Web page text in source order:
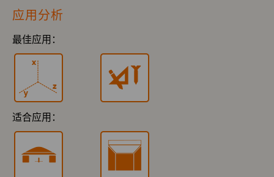
应用分析
最佳应用：
适合应用：